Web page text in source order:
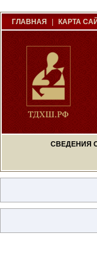
ГЛАВНАЯ КАРТА
СВЕДЕНИЯ